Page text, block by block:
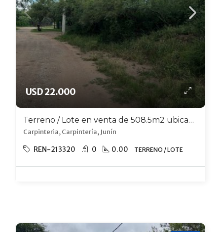
USD 22.000
Terreno / Lote en venta de 508.5m2 ubicado en Carpintería
Carpinteria, Carpintería, Junín
REN-213320 0 0.00 TERRENO / LOTE